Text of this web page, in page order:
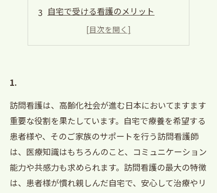
自宅で受ける看護のメリット
個別に対応するケアプランの重要性
専門スタッフによる安心感と信頼
1.
訪問看護は、高齢化社会が進む日本においてますます
重要な役割を果たしています。自宅で療養を希望する
患者様や、そのご家族のサポートを行う訪問看護師
は、医療知識はもちろんのこと、コミュニケーション
能力や共感力も求められます。訪問看護の最大の特徴
は、患者様が慣れ親しんだ自宅で、安心して治療やリ